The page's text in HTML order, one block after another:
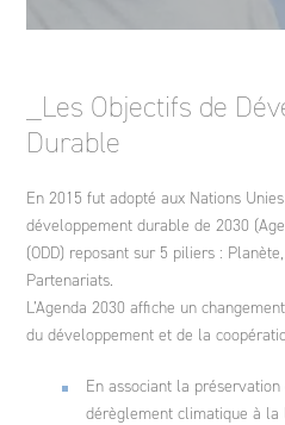
_Les Objectifs de
Durable
En 2015 fut adopté aux Nations
développement durable de 2030
(ODD) reposant sur 5 piliers :
Partenariats.
L’Agenda 2030 affiche un
du développement et de la
En associant la
dérèglement climatique à la